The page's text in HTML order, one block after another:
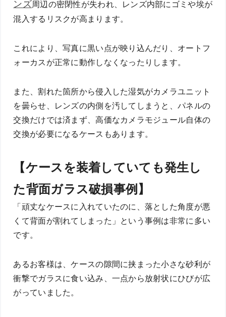
ンズ周辺の密閉性が失われ、レンズ内部にゴミや埃が
混入するリスクが高まります。
これにより、写真に黒い点が映り込んだり、オートフ
ォーカスが正常に動作しなくなったりします。
また、割れた箇所から侵入した湿気がカメラユニット
を曇らせ、レンズの内側を汚してしまうと、パネルの
交換だけでは済まず、高価なカメラモジュール自体の
交換が必要になるケースもあります。
【ケースを装着していても発生し
た背面ガラス破損事例】
「頑丈なケースに入れていたのに、落とした角度が悪
くて背面が割れてしまった」という事例は非常に多い
です。
あるお客様は、ケースの隙間に挟まった小さな砂利が
衝撃でガラスに食い込み、一点から放射状にひびが広
がっていました。